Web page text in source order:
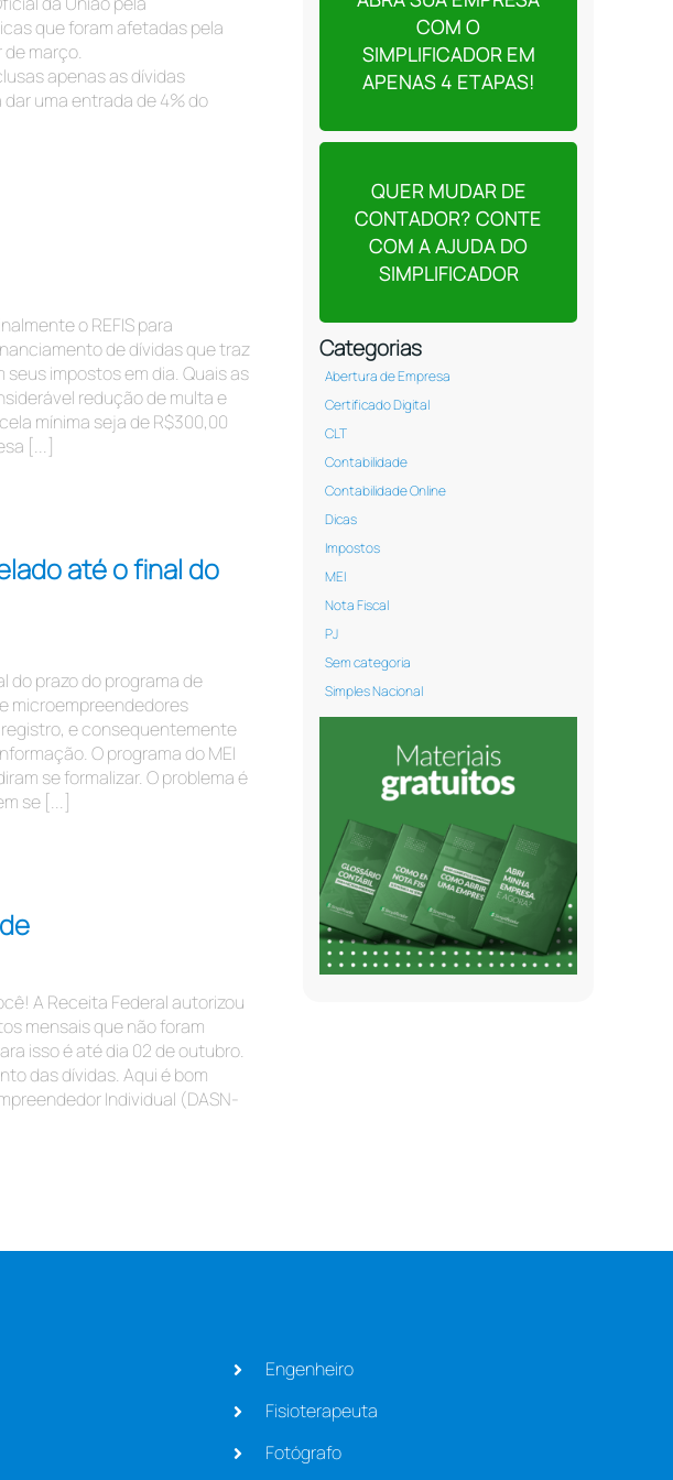
que foram afetadas pela
de março. ⠀⠀⠀⠀⠀⠀⠀⠀⠀
apenas as dívidas
uma entrada de 4% do
o REFIS para
de dívidas que traz
impostos em dia. Quais as
redução de multa e
mínima seja de R$300,00
[...]
até o final do
do prazo do programa de
microempreendedores
e consequentemente
O programa do MEI
se formalizar. O problema é
se [...]
A Receita Federal autorizou
mensais que não foram
isso é até dia 02 de outubro.
das dívidas. Aqui é bom
Individual (DASN-
COM O
SIMPLIFICADOR EM
APENAS 4 ETAPAS!
QUER MUDAR DE
CONTADOR? CONTE
COM A AJUDA DO
SIMPLIFICADOR
Categorias
Abertura de Empresa
Certificado Digital
CLT
Contabilidade
Contabilidade Online
Dicas
Impostos
MEI
Nota Fiscal
PJ
Sem categoria
Simples Nacional
Engenheiro
Fisioterapeuta
Fotógrafo